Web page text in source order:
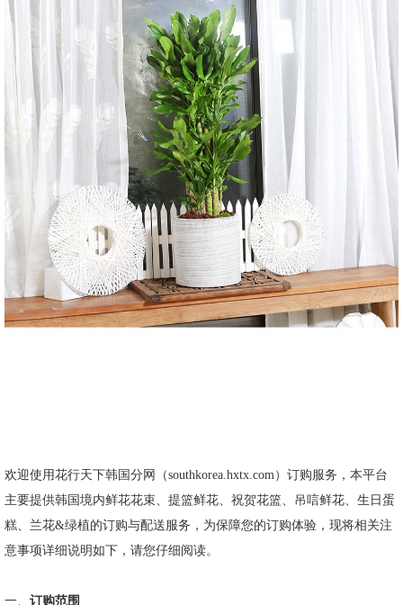
欢迎使用花行天下韩国分网（southkorea.hxtx.com ）订购服务，本平台
主要提供韩国境内鲜花花束、提篮鲜花、祝贺花篮、吊唁鲜花、生日蛋
糕、兰花&绿植的订购与配送服务，为保障您的订购体验，现将相关注
意事项详细说明如下，请您仔细阅读。
一、 订购范围